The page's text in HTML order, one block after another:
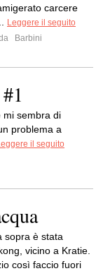
carcere
Leggere il seguito
Barbini
mi sembra di
problema a
il seguito
sopra è stata
vicino a Kratie.
così faccio fuori